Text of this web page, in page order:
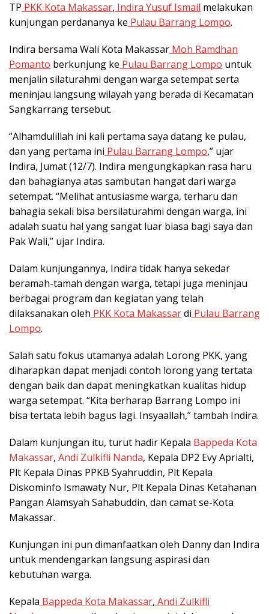
TP PKK Kota Makassar, Indira Yusuf Ismail melakukan
kunjungan perdananya ke Pulau Barrang Lompo.
Indira bersama Wali Kota Makassar Moh Ramdhan
Pomanto berkunjung ke Pulau Barrang Lompo untuk
menjalin silaturahmi dengan warga setempat serta
meninjau langsung wilayah yang berada di Kecamatan
Sangkarrang tersebut.
“Alhamdulillah ini kali pertama saya datang ke pulau,
dan yang pertama ini Pulau Barrang Lompo,” ujar
Indira, Jumat (12/7). Indira mengungkapkan rasa haru
dan bahagianya atas sambutan hangat dari warga
setempat. “Melihat antusiasme warga, terharu dan
bahagia sekali bisa bersilaturahmi dengan warga, ini
adalah suatu hal yang sangat luar biasa bagi saya dan
Pak Wali,” ujar Indira.
Dalam kunjungannya, Indira tidak hanya sekedar
beramah-tamah dengan warga, tetapi juga meninjau
berbagai program dan kegiatan yang telah
dilaksanakan oleh PKK Kota Makassardi Pulau Barrang
Lompo.
Salah satu fokus utamanya adalah Lorong PKK, yang
diharapkan dapat menjadi contoh lorong yang tertata
dengan baik dan dapat meningkatkan kualitas hidup
warga setempat. “Kita berharap Barrang Lompo ini
bisa tertata lebih bagus lagi. Insyaallah,” tambah Indira.
Dalam kunjungan itu, turut hadir Kepala Bappeda Kota
Makassar, Andi Zulkifli Nanda, Kepala DP2 Evy Aprialti,
Plt Kepala Dinas PPKB Syahruddin, Plt Kepala
Diskominfo Ismawaty Nur, Plt Kepala Dinas Ketahanan
Pangan Alamsyah Sahabuddin, dan camat se-Kota
Makassar.
Kunjungan ini pun dimanfaatkan oleh Danny dan Indira
untuk mendengarkan langsung aspirasi dan
kebutuhan warga.
Kepala Bappeda Kota Makassar, Andi Zulkifli